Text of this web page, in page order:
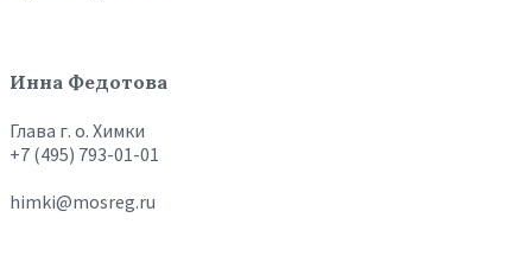
Инна Федотова
Глава г. о. Химки
+7 (495) 793-01-01
himki@mosreg.ru